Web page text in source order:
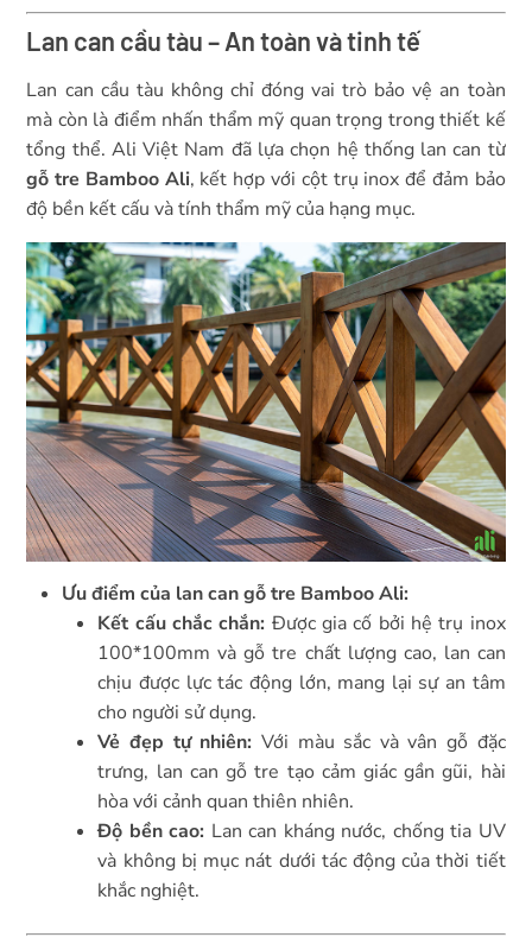
Lan can cầu tàu – An toàn và tinh tế
Lan can cầu tàu không chỉ đóng vai trò bảo vệ an toàn
mà còn là điểm nhấn thẩm mỹ quan trọng trong thiết kế
tổng thể. Ali Việt Nam đã lựa chọn hệ thống lan can từ
gỗ tre Bamboo Ali, kết hợp với cột trụ inox để đảm bảo
độ bền kết cấu và tính thẩm mỹ của hạng mục.
Ưu điểm của lan can gỗ tre Bamboo Ali:
Kết cấu chắc chắn: Được gia cố bởi hệ trụ inox
100*100mm và gỗ tre chất lượng cao, lan can
chịu được lực tác động lớn, mang lại sự an tâm
cho người sử dụng.
Vẻ đẹp tự nhiên: Với màu sắc và vân gỗ đặc
trưng, lan can gỗ tre tạo cảm giác gần gũi, hài
hòa với cảnh quan thiên nhiên.
Độ bền cao: Lan can kháng nước, chống tia UV
và không bị mục nát dưới tác động của thời tiết
khắc nghiệt.